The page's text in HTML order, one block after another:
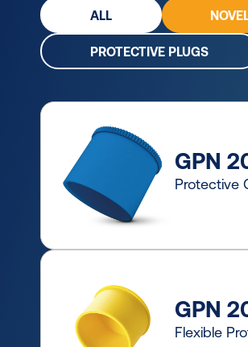
ALL
PROTECTIVE PLUGS
GPN
Protective
GPN
Flexible